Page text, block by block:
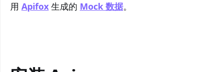
用 Apifox 生成的 Mock 数据。